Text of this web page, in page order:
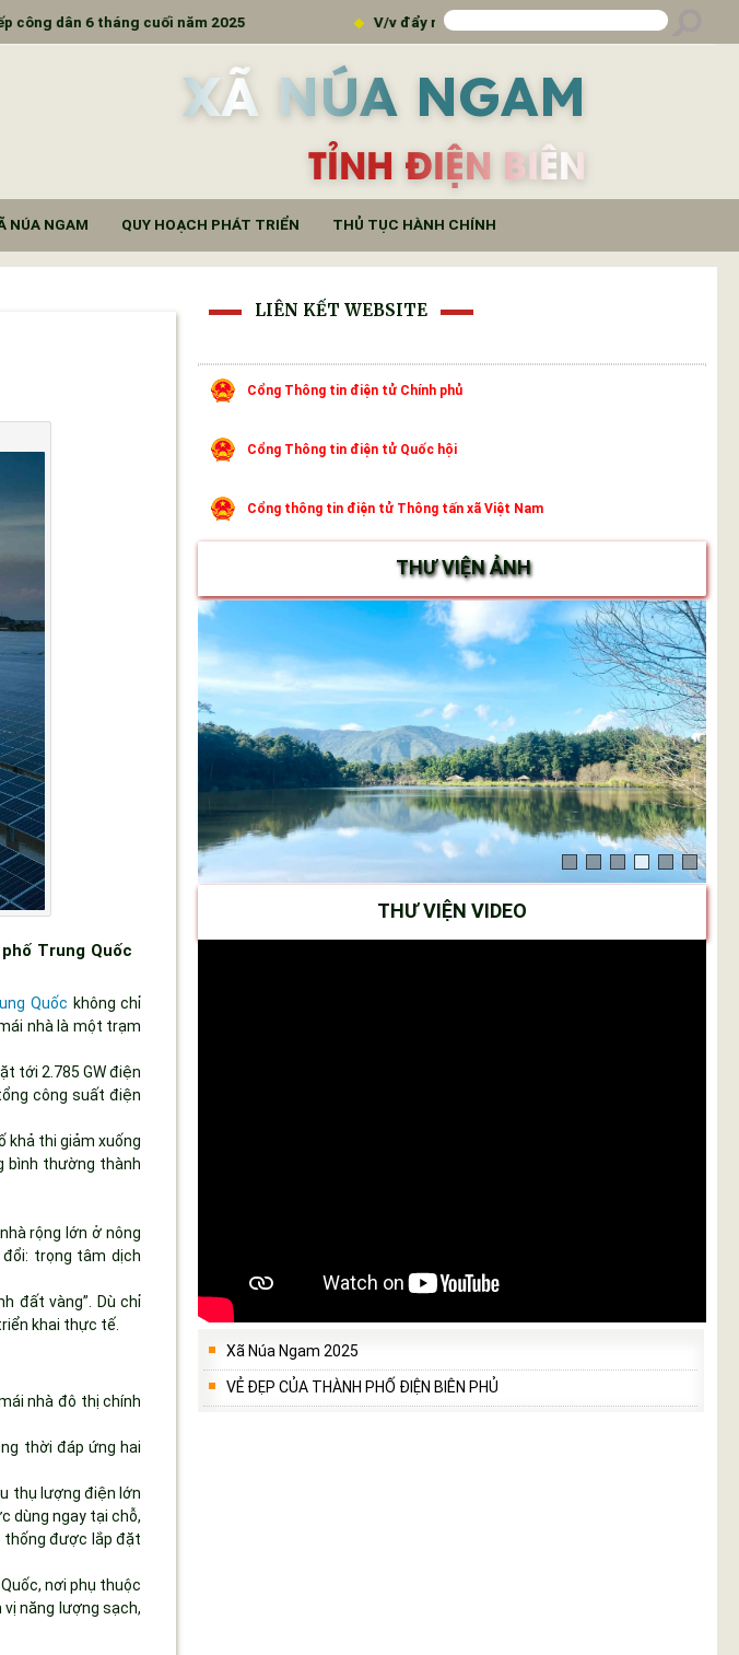
6 tháng cuối năm 2025 V/v đẩy mạnh truyền thông đưa báo ngành tới các đơn vị
XÃ NÚA NGAM
TỈNH ĐIỆN BIÊN
NÚA NGAM QUY HOẠCH PHÁT TRIỂN THỦ TỤC HÀNH CHÍNH
Trung Quốc
Quốc không chỉ
nhà là một trạm
tới 2.785 GW điện
công suất điện
khả thi giảm xuống
bình thường thành
rộng lớn ở nông
trọng tâm dịch
đất vàng”. Dù chỉ
khai thực tế.
nhà đô thị chính
thời đáp ứng hai
thụ lượng điện lớn
dùng ngay tại chỗ,
thống được lắp đặt
nơi phụ thuộc
năng lượng sạch,
LIÊN KẾT WEBSITE
Cổng Thông tin điện tử Chính phủ
Cổng Thông tin điện tử Quốc hội
Cổng thông tin điện tử Thông tấn xã Việt Nam
THƯ VIỆN ẢNH
THƯ VIỆN VIDEO
Xã Núa Ngam 2025
VẺ ĐẸP CỦA THÀNH PHỐ ĐIỆN BIÊN PHỦ